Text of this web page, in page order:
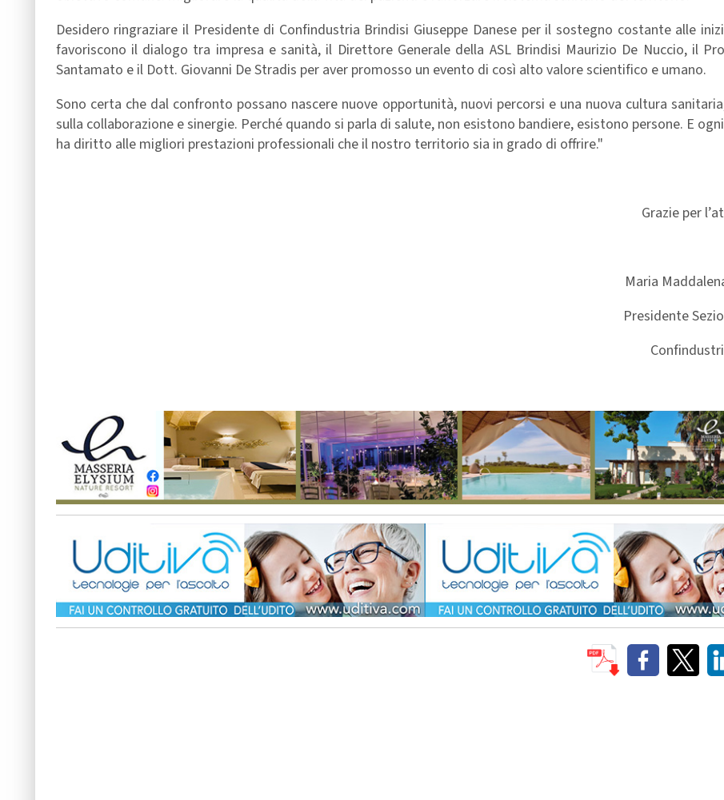
Desidero ringraziare il Presidente di Confindustria Brindisi Giuseppe Danese per il sostegno costante alle
favoriscono il dialogo tra impresa e sanità, il Direttore Generale della ASL Brindisi Maurizio De Nuccio, il
Santamato e il Dott. Giovanni De Stradis per aver promosso un evento di così alto valore scientifico e umano.
Sono certa che dal confronto possano nascere nuove opportunità, nuovi percorsi e una nuova cultura
sulla collaborazione e sinergie. Perché quando si parla di salute, non esistono bandiere, esistono persone. E
ha diritto alle migliori prestazioni professionali che il nostro territorio sia in grado di offrire."
Grazie per
Maria
Presidente